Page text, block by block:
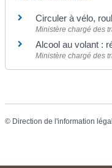
Circuler à vélo,
Ministère chargé des
Alcool au volant :
Ministère chargé des
© Direction de l'information